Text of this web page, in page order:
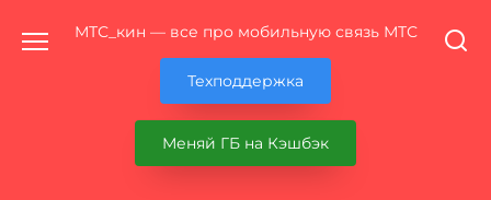
МТС_кин — все про мобильную связь МТС
Техподдержка
Меняй ГБ на Кэшбэк